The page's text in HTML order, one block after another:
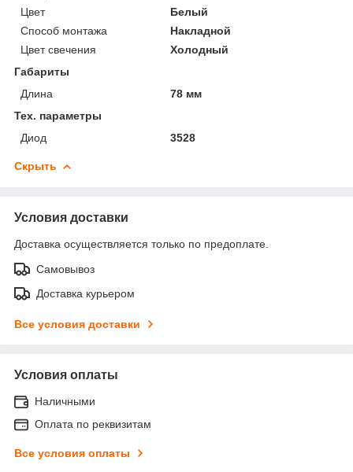
Цвет
Белый
Способ монтажа
Накладной
Цвет свечения
Холодный
Габариты
Длина
78 мм
Тех. параметры
Диод
3528
Скрыть
Условия доставки
Доставка осуществляется только по предоплате.
Самовывоз
Доставка курьером
Все условия доставки
Условия оплаты
Наличными
Оплата по реквизитам
Все условия оплаты